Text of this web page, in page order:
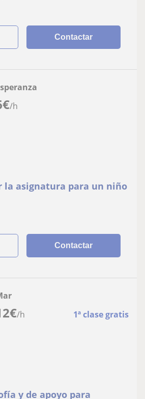
Contactar
€/h
la asignatura para un niño
Contactar
€/h 1ª clase gratis
y de apoyo para